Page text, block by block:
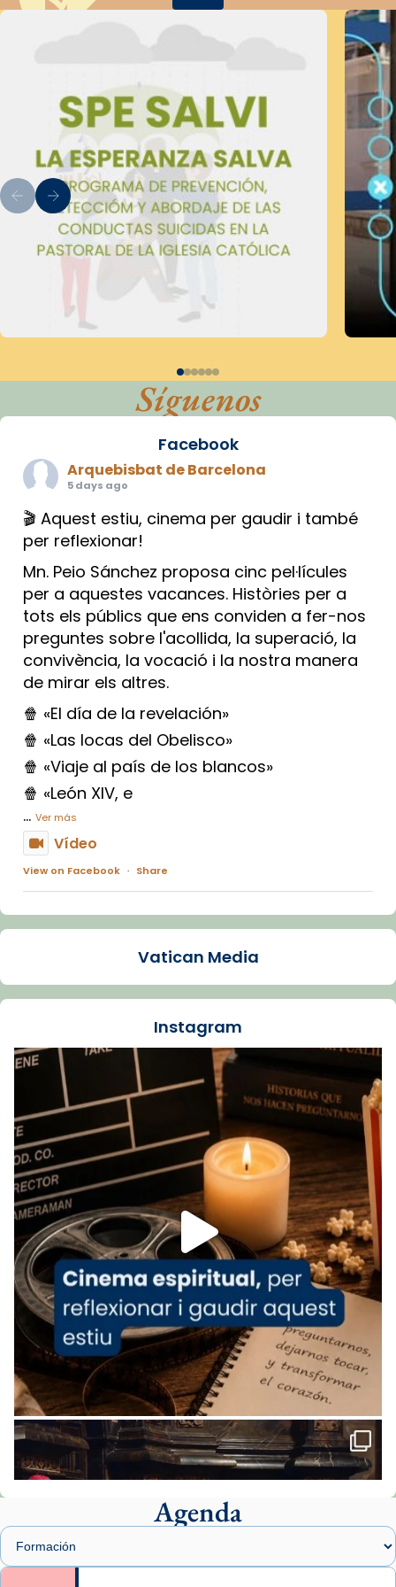
Síguenos
Facebook
Arquebisbat de Barcelona
5 days ago
🎬 Aquest estiu, cinema per gaudir i també
per reflexionar!
Mn. Peio Sánchez proposa cinc pel·lícules
per a aquestes vacances. Històries per a
tots els públics que ens conviden a fer-nos
preguntes sobre l'acollida, la superació, la
convivència, la vocació i la nostra manera
de mirar els altres.
🍿 «El día de la revelación»
🍿 «Las locas del Obelisco»
🍿 «Viaje al país de los blancos»
🍿 «León XIV, e
... Ver más
Vídeo
View on Facebook · Share
Arquebisbat de Barcelona
La Carmina va patir depressió. Fa gairebé
dos mesos, a l'Estadi Lluís Companys, la
Recupera l'entrevista comp
Vatican
tican News 👇
www.vaticannews.va/es/iglesia/news/2026-
07/carmina-historia-depresion-papa-viaje-
espana-testimoni...
Foto
View on Facebook · Share
Arquebisbat de Barcelona
2 weeks ago
«Avui les santes Juliana i Semproniana ens
ajuden a alçar la mirada»
Mons. Sergi Gordo, bisbe de Tortosa, ha
presidit aquest 27 de juliol la missa de Les
Santes de Mataró.
🔗tinyurl.com/cvu5jmbk
📸 J. Merino
Vatican Media
Instagram
Agenda